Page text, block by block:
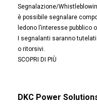
Segnalazione/
è possibile segnalare
ledono l’interesse pubblico
I segnalanti saranno
o ritorsivi.
SCOPRI DI PIÙ
DKC Power